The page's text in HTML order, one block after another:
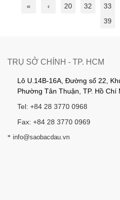
« ‹ 20 32 33
39
TRỤ SỞ CHÍNH - TP. HCM
Lô U.14B-16A, Đường số 22,
Phường Tân Thuận, TP. Hồ Chí
Tel: +84 28 3770 0968
Fax: +84 28 3770 0969
* info@saobacdau.vn